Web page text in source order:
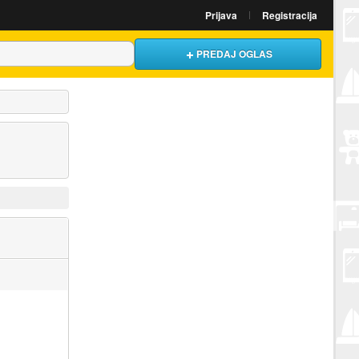
Prijava Registracija
PREDAJ OGLAS